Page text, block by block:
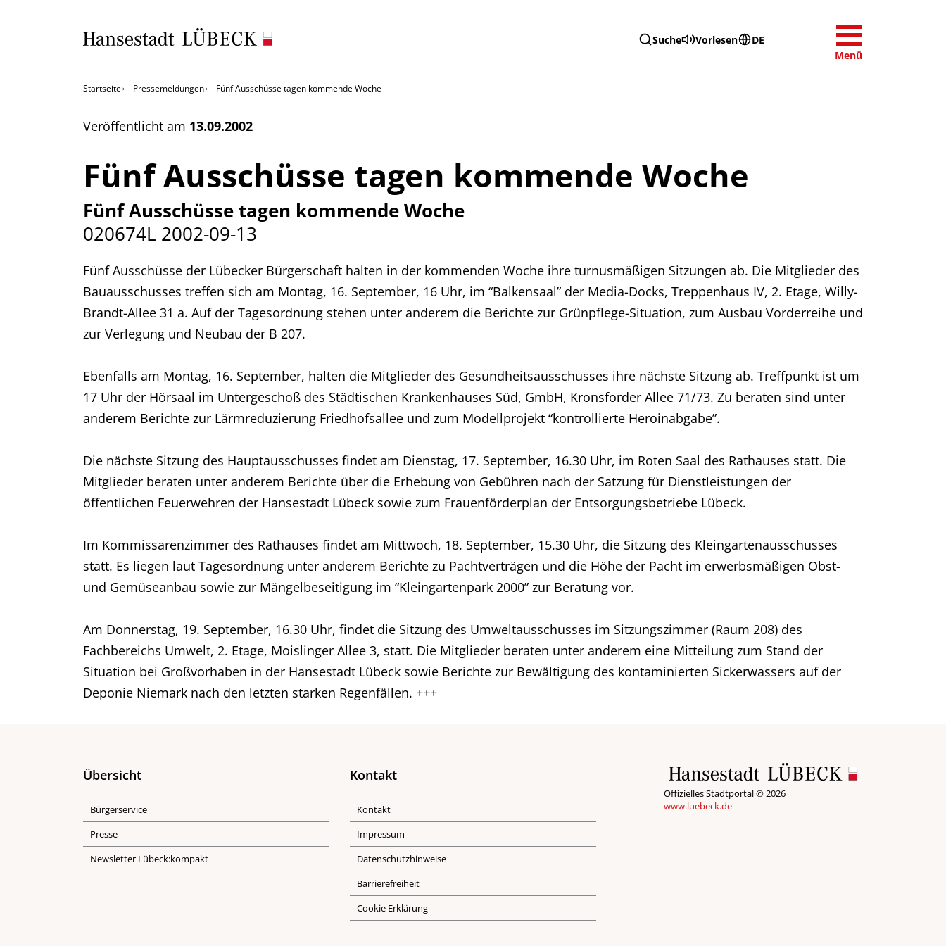
Suche Vorlesen
DE
Menü
Startseite Pressemeldungen Fünf Ausschüsse tagen kommende Woche
Veröffentlicht am 13.09.2002
Fünf Ausschüsse tagen kommende Woche
Fünf Ausschüsse tagen kommende Woche
020674L 2002-09-13
Fünf Ausschüsse der Lübecker Bürgerschaft halten in der kommenden Woche ihre turnusmäßigen Sitzungen ab. Die Mitglieder des
Bauausschusses treffen sich am Montag, 16. September, 16 Uhr, im “Balkensaal” der Media-Docks, Treppenhaus IV, 2. Etage, Willy-
Brandt-Allee 31 a. Auf der Tagesordnung stehen unter anderem die Berichte zur Grünpflege-Situation, zum Ausbau Vorderreihe und
zur Verlegung und Neubau der B 207.
Ebenfalls am Montag, 16. September, halten die Mitglieder des Gesundheitsausschusses ihre nächste Sitzung ab. Treffpunkt ist um
17 Uhr der Hörsaal im Untergeschoß des Städtischen Krankenhauses Süd, GmbH, Kronsforder Allee 71/73. Zu beraten sind unter
anderem Berichte zur Lärmreduzierung Friedhofsallee und zum Modellprojekt “kontrollierte Heroinabgabe”.
Die nächste Sitzung des Hauptausschusses findet am Dienstag, 17. September, 16.30 Uhr, im Roten Saal des Rathauses statt. Die
Mitglieder beraten unter anderem Berichte über die Erhebung von Gebühren nach der Satzung für Dienstleistungen der
öffentlichen Feuerwehren der Hansestadt Lübeck sowie zum Frauenförderplan der Entsorgungsbetriebe Lübeck.
Im Kommissarenzimmer des Rathauses findet am Mittwoch, 18. September, 15.30 Uhr, die Sitzung des Kleingartenausschusses
statt. Es liegen laut Tagesordnung unter anderem Berichte zu Pachtverträgen und die Höhe der Pacht im erwerbsmäßigen Obst-
und Gemüseanbau sowie zur Mängelbeseitigung im “Kleingartenpark 2000” zur Beratung vor.
Am Donnerstag, 19. September, 16.30 Uhr, findet die Sitzung des Umweltausschusses im Sitzungszimmer (Raum 208) des
Fachbereichs Umwelt, 2. Etage, Moislinger Allee 3, statt. Die Mitglieder beraten unter anderem eine Mitteilung zum Stand der
Situation bei Großvorhaben in der Hansestadt Lübeck sowie Berichte zur Bewältigung des kontaminierten Sickerwassers auf der
Deponie Niemark nach den letzten starken Regenfällen. +++
Übersicht
Bürgerservice
Presse
Newsletter Lübeck:kompakt
Kontakt
Kontakt
Impressum
Datenschutzhinweise
Barrierefreiheit
Cookie Erklärung
Offizielles Stadtportal © 2026
www.luebeck.de